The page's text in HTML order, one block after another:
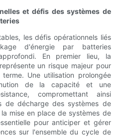
et défis des systèmes de
les défis opérationnels liés
d'énergie par batteries
En premier lieu, la
un risque majeur pour
Une utilisation prolongée
de la capacité et une
compromettant ainsi
de décharge des systèmes de
mise en place de systèmes de
pour anticiper et gérer
sur l'ensemble du cycle de